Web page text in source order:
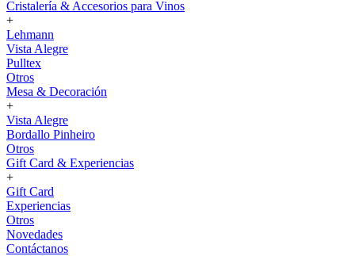
Cristalería & Accesorios para Vinos
+
Lehmann
Vista Alegre
Pulltex
Otros
Mesa & Decoración
+
Vista Alegre
Bordallo Pinheiro
Otros
Gift Card & Experiencias
+
Gift Card
Experiencias
Otros
Novedades
Contáctanos